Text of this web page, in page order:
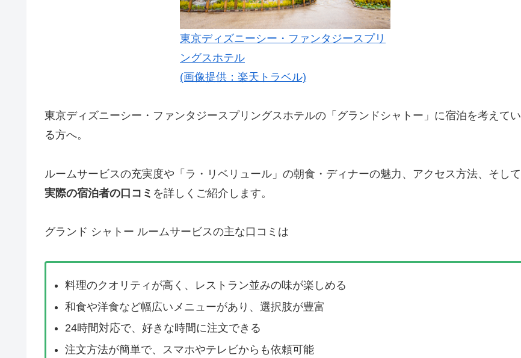
東京ディズニーシー・ファンタジースプリ
ングスホテル
(画像提供：楽天トラベル)
東京ディズニーシー・ファンタジースプリングスホテルの「グランドシャトー」に宿泊を考えてい
る方へ。
ルームサービスの充実度や「ラ・リベリュール」の朝食・ディナーの魅力、アクセス方法、そして
実際の宿泊者の口コミ を詳しくご紹介します。
グランド シャトー ルームサービスの主な口コミは
料理のクオリティが高く、レストラン並みの味が楽しめる
和食や洋食など幅広いメニューがあり、選択肢が豊富
24時間対応で、好きな時間に注文できる
注文方法が簡単で、スマホやテレビからも依頼可能